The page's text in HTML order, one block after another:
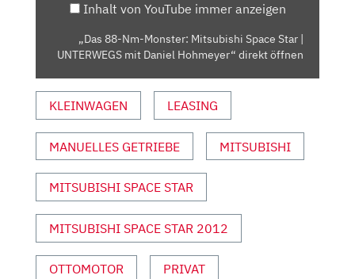
UNTERWEGS
HOHMEYER“
VON
ANZEIGEN
Inhalt von YouTube immer anzeigen
„Das 88-Nm-Monster: Mitsubishi Space Star |
UNTERWEGS mit Daniel Hohmeyer“ direkt öffnen
KLEINWAGEN LEASING
MANUELLES GETRIEBE MITSUBISHI
MITSUBISHI SPACE STAR
MITSUBISHI SPACE STAR 2012
OTTOMOTOR PRIVAT